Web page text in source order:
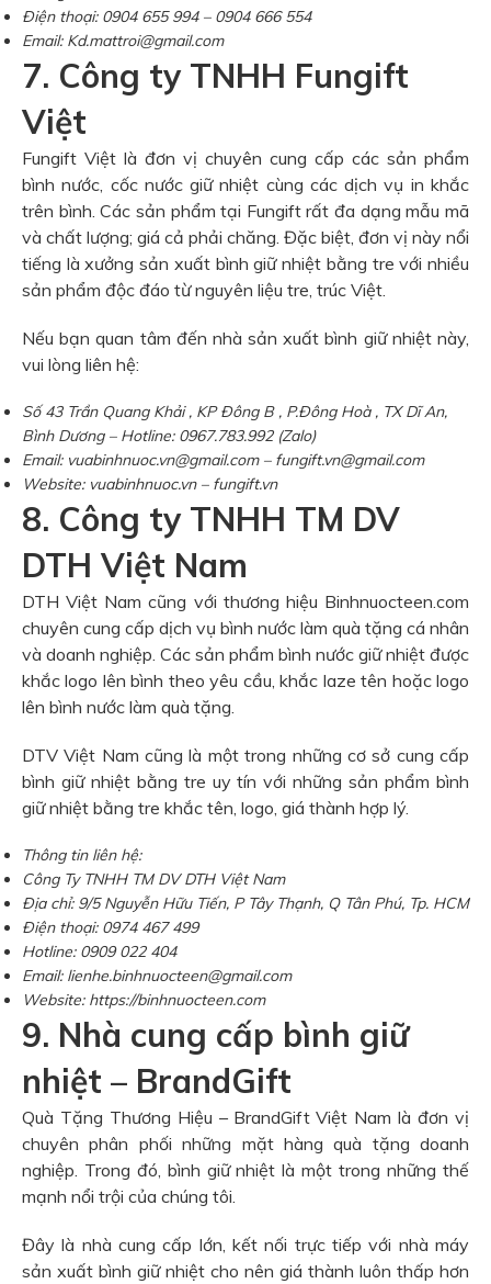
Điện thoại: 0904 655 994 – 0904 666 554
Email: Kd.mattroi@gmail.com
7. Công ty TNHH Fungift
Việt
Fungift Việt là đơn vị chuyên cung cấp các sản phẩm
bình nước, cốc nước giữ nhiệt cùng các dịch vụ in khắc
trên bình. Các sản phẩm tại Fungift rất đa dạng mẫu mã
và chất lượng; giá cả phải chăng. Đặc biệt, đơn vị này nổi
tiếng là xưởng sản xuất bình giữ nhiệt bằng tre với nhiều
sản phẩm độc đáo từ nguyên liệu tre, trúc Việt.
Nếu bạn quan tâm đến nhà sản xuất bình giữ nhiệt này,
vui lòng liên hệ:
Số 43 Trần Quang Khải , KP Đông B , P.Đông Hoà , TX Dĩ An,
Bình Dương – Hotline: 0967.783.992 (Zalo)
Email: vuabinhnuoc.vn@gmail.com – fungift.vn@gmail.com
Website: vuabinhnuoc.vn – fungift.vn
8. Công ty TNHH TM DV
DTH Việt Nam
DTH Việt Nam cũng với thương hiệu Binhnuocteen.com
chuyên cung cấp dịch vụ bình nước làm quà tặng cá nhân
và doanh nghiệp. Các sản phẩm bình nước giữ nhiệt được
khắc logo lên bình theo yêu cầu, khắc laze tên hoặc logo
lên bình nước làm quà tặng.
DTV Việt Nam cũng là một trong những cơ sở cung cấp
bình giữ nhiệt bằng tre uy tín với những sản phẩm bình
giữ nhiệt bằng tre khắc tên, logo, giá thành hợp lý.
Thông tin liên hệ:
Công Ty TNHH TM DV DTH Việt Nam
Địa chỉ: 9/5 Nguyễn Hữu Tiến, P Tây Thạnh, Q Tân Phú, Tp. HCM
Điện thoại: 0974 467 499
Hotline: 0909 022 404
Email: lienhe.binhnuocteen@gmail.com
Website: https://binhnuocteen.com
9. Nhà cung cấp bình giữ
nhiệt – BrandGift
Quà Tặng Thương Hiệu – BrandGift Việt Nam là đơn vị
chuyên phân phối những mặt hàng quà tặng doanh
nghiệp. Trong đó, bình giữ nhiệt là một trong những thế
mạnh nổi trội của chúng tôi.
Đây là nhà cung cấp lớn, kết nối trực tiếp với nhà máy
sản xuất bình giữ nhiệt cho nên giá thành luôn thấp hơn